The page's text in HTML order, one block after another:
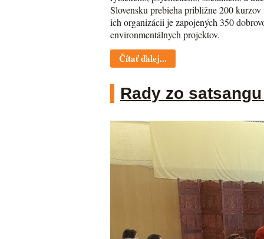
Slovensku prebieha približne 200
ich organizácii je zapojených 350
environmentálnych projektov.
Čítať ďalej...
Rady zo